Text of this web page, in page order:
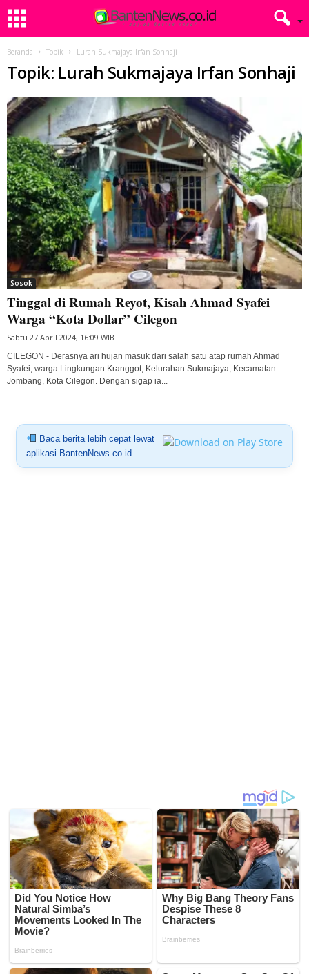
Beranda Topik Lurah Sukmajaya Irfan Sonhaji
Topik: Lurah Sukmajaya Irfan Sonhaji
Sosok
Tinggal di Rumah Reyot, Kisah Ahmad Syafei
Warga “Kota Dollar” Cilegon
Sabtu 27 April 2024, 16:09 WIB
CILEGON - Derasnya ari hujan masuk dari salah satu atap rumah Ahmad
Syafei, warga Lingkungan Kranggot, Kelurahan Sukmajaya, Kecamatan
Jombang, Kota Cilegon. Dengan sigap ia...
Baca berita lebih cepat lewat
aplikasi BantenNews.co.id